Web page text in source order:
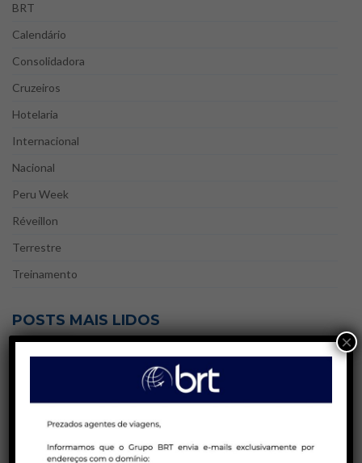
BRT
Calendário
Consolidadora
Cruzeiros
Hotelaria
Internacional
Nacional
Peru Week
Réveillon
Terrestre
Treinamento
POSTS MAIS LIDOS
Blá, blá, blá! Agente de Viagens | Gatilhos
mentais e técnicas de persuasão na
venda de pacotes de viagens!
23/01/2023 | COMPANHIAS AÉREAS
Tarifas promocionais em executiva – Air
Canada
×